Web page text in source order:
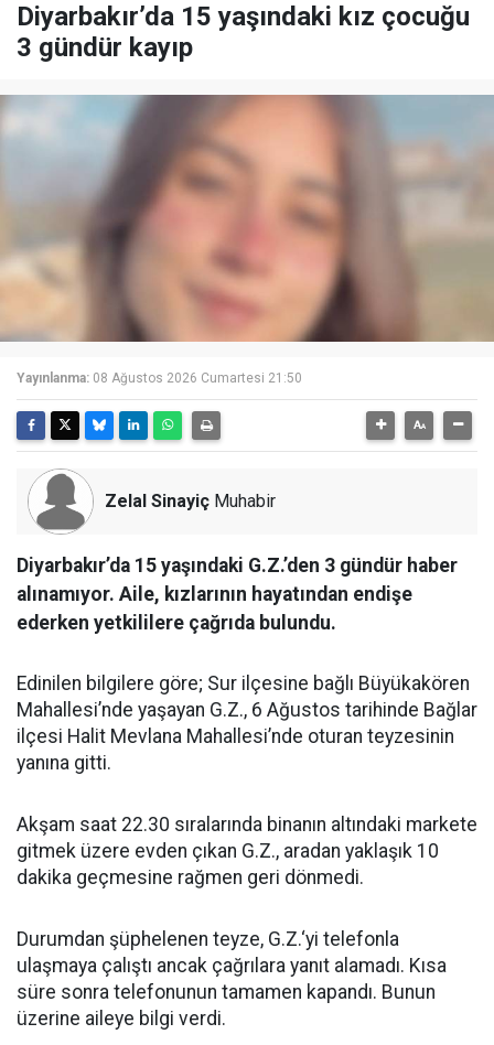
Diyarbakır’da 15 yaşındaki kız çocuğu
3 gündür kayıp
Yayınlanma: 08 Ağustos 2026 Cumartesi 21:50
Zelal Sinayiç Muhabir
Diyarbakır’da 15 yaşındaki G.Z.’den 3 gündür haber
alınamıyor. Aile, kızlarının hayatından endişe
ederken yetkililere çağrıda bulundu.
Edinilen bilgilere göre; Sur ilçesine bağlı Büyükakören
Mahallesi’nde yaşayan G.Z., 6 Ağustos tarihinde Bağlar
ilçesi Halit Mevlana Mahallesi’nde oturan teyzesinin
yanına gitti.
Akşam saat 22.30 sıralarında binanın altındaki markete
gitmek üzere evden çıkan G.Z., aradan yaklaşık 10
dakika geçmesine rağmen geri dönmedi.
Durumdan şüphelenen teyze, G.Z.‘yi telefonla
ulaşmaya çalıştı ancak çağrılara yanıt alamadı. Kısa
süre sonra telefonunun tamamen kapandı. Bunun
üzerine aileye bilgi verdi.